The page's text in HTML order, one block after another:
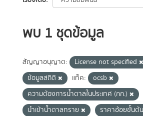
พบ 1 ชุดข้อมูล
สัญญาอนุญาต: License not specified
ข้อมูลสถิติ
แท็ค:
ocsb
ความต้องการน้ำตาลในประเทศ (กก.)
นำเข้าน้ำตาลทราย
ราคาอ้อยขั้นต้